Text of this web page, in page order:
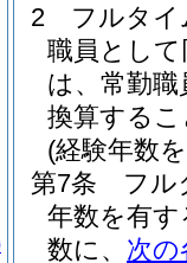
2
フルタイ
職員とし
は、常勤
換算する
(経験年数
第7条
フル
年数を有
数に、 次の